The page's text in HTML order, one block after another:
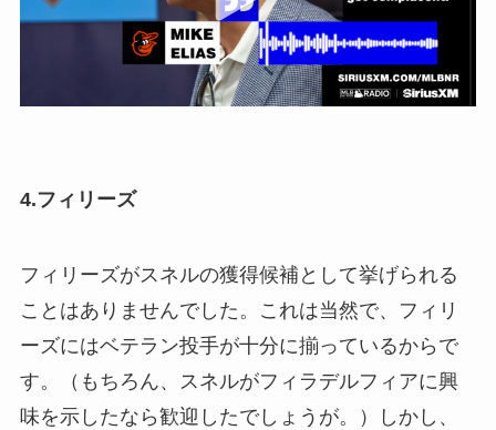
4.フィリーズ
フィリーズがスネルの獲得候補として挙げられる
ことはありませんでした。これは当然で、フィリ
ーズにはベテラン投手が十分に揃っているからで
す。（もちろん、スネルがフィラデルフィアに興
味を示したなら歓迎したでしょうが。）しかし、